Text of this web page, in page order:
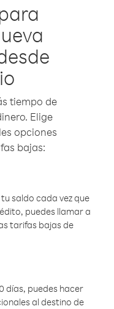
tiempo de
Elige
opciones
bajas:
saldo cada vez que
puedes llamar a
tarifas bajas de
días, puedes hacer
al destino de